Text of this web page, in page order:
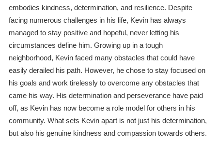
embodies kindness, determination, and resilience. Despite
facing numerous challenges in his life, Kevin has always
managed to stay positive and hopeful, never letting his
circumstances define him. Growing up in a tough
neighborhood, Kevin faced many obstacles that could have
easily derailed his path. However, he chose to stay focused on
his goals and work tirelessly to overcome any obstacles that
came his way. His determination and perseverance have paid
off, as Kevin has now become a role model for others in his
community. What sets Kevin apart is not just his determination,
but also his genuine kindness and compassion towards others.